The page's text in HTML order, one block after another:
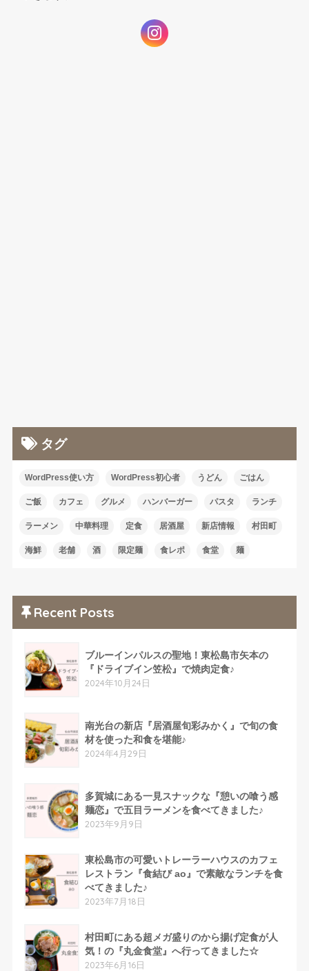
タグ
WordPress使い方 WordPress初心者 うどん ごはん
ご飯 カフェ グルメ ハンバーガー パスタ ランチ
ラーメン 中華料理 定食 居酒屋 新店情報 村田町
海鮮 老舗 酒 限定麺 食レポ 食堂 麺
Recent Posts
ブルーインパルスの聖地！東松島市矢本の
『ドライブイン笠松』で焼肉定食♪
2024年10月24日
南光台の新店『居酒屋旬彩みかく』で旬の食
材を使った和食を堪能♪
2024年4月29日
多賀城にある一見スナックな『憩いの喰う感
麺恋』で五目ラーメンを食べてきました♪
2023年9月9日
東松島市の可愛いトレーラーハウスのカフェ
レストラン『食結び ao』で素敵なランチを食
べてきました♪
2023年7月18日
村田町にある超メガ盛りのから揚げ定食が人
気！の『丸金食堂』へ行ってきました☆
2023年6月16日